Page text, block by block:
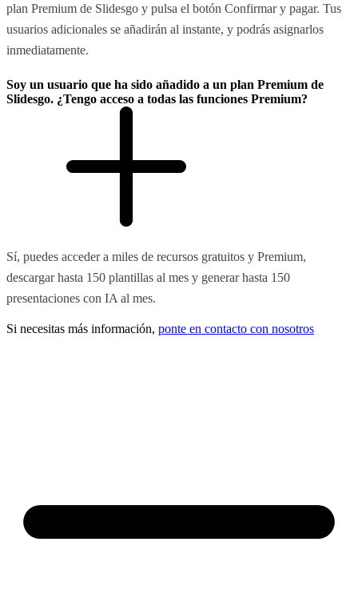
plan Premium de Slidesgo y pulsa el botón Confirmar y pagar. Tus
usuarios adicionales se añadirán al instante, y podrás asignarlos
inmediatamente.
Soy un usuario que ha sido añadido a un plan Premium de
Slidesgo. ¿Tengo acceso a todas las funciones Premium?
Sí, puedes acceder a miles de recursos gratuitos y Premium,
descargar hasta 150 plantillas al mes y generar hasta 150
presentaciones con IA al mes.
Si necesitas más información, ponte en contacto con nosotros